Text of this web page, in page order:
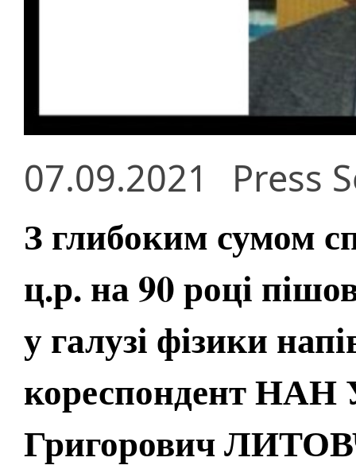
07.09.2021 Press
З глибоким сумом
ц.р. на 90 році
у галузі фізики
кореспондент НАН
Григорович